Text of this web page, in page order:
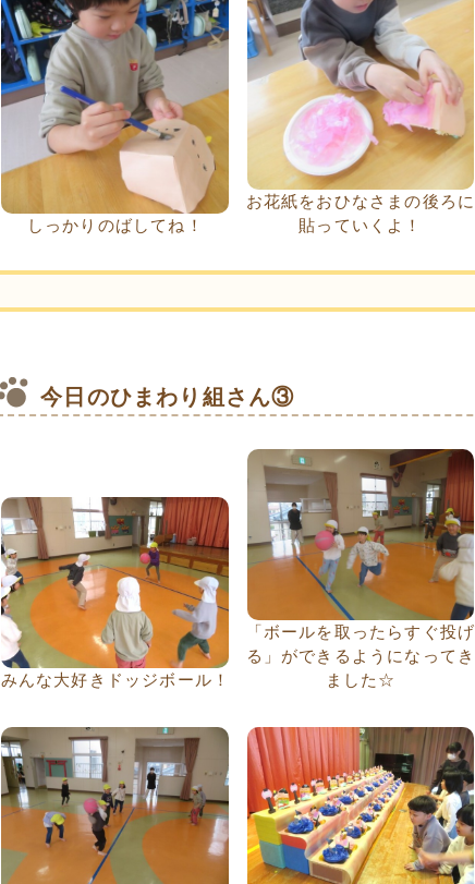
しっかりのばしてね！
お花紙をおひなさまの後ろに
貼っていくよ！
今日のひまわり組さん③
みんな大好きドッジボール！
「ボールを取ったらすぐ投げ
る」ができるようになってき
ました☆